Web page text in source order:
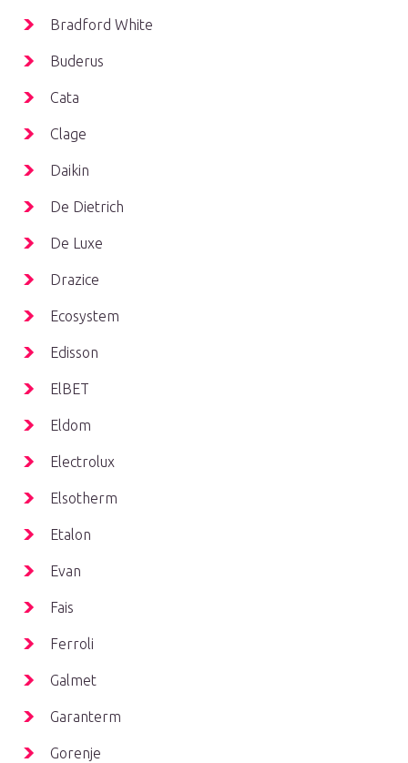
Bradford White
Buderus
Cata
Clage
Daikin
De Dietrich
De Luxe
Drazice
Ecosystem
Edisson
ElBET
Eldom
Electrolux
Elsotherm
Etalon
Evan
Fais
Ferroli
Galmet
Garanterm
Gorenje